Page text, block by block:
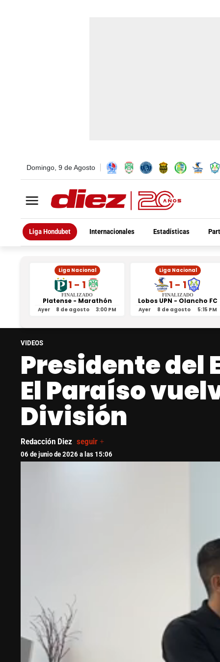
Domingo, 9 de Agosto
Liga Hondubet Internacionales Estadísticas
Liga Nacional
1 - 1
FINALIZADO
Platense - Marathón
Ayer 8 de agosto 3:00 PM
Liga Nacional
1 - 1
FINALIZADO
Lobos UPN - Olancho FC
Ayer 8 de agosto 5:15 PM
VIDEOS
Presidente del
El Paraíso
División
Redacción Diez seguir +
06 de junio de 2026 a las 15:06